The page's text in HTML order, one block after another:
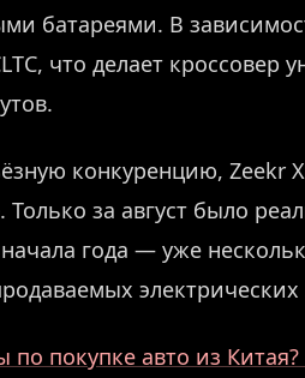
батареями. В
что делает кроссовер
конкуренцию, Zeekr
за август было
года — уже
электрических
по покупке авто из